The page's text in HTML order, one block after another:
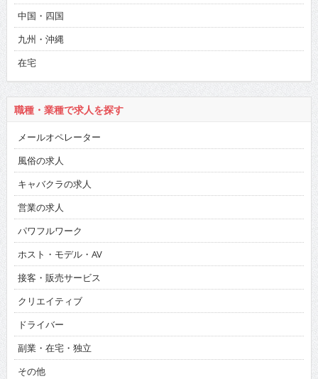
中国・四国
九州・沖縄
在宅
職種・業種で求人を探す
メールオペレーター
風俗の求人
キャバクラの求人
営業の求人
パワフルワーク
ホスト・モデル・AV
接客・販売サービス
クリエイティブ
ドライバー
副業・在宅・独立
その他